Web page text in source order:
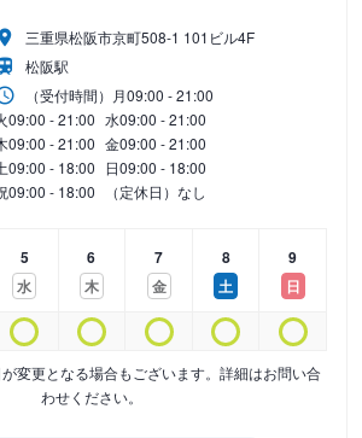
三重県松阪市京町508-1 101ビル4F
松阪駅
（受付時間） 月09:00 - 21:00
09:00 - 21:00 水09:00 - 21:00
09:00 - 21:00 金09:00 - 21:00
09:00 - 18:00 日09:00 - 18:00
09:00 - 18:00 （定休日）なし
5
水
6
木
7
金
8
土
9
日
変更となる場合もございます。詳細はお問い合
わせください。